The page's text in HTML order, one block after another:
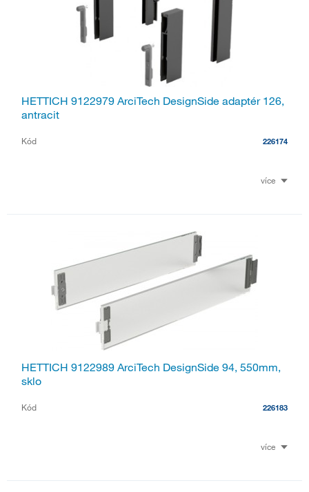
HETTICH 9122979 ArciTech DesignSide adaptér 126,
antracit
Kód 226174
více
HETTICH 9122989 ArciTech DesignSide 94, 550mm,
sklo
Kód 226183
více